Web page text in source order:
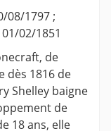
08/1797 ;
02/1851
de
dès 1816 de
Shelley baigne
de
18 ans, elle